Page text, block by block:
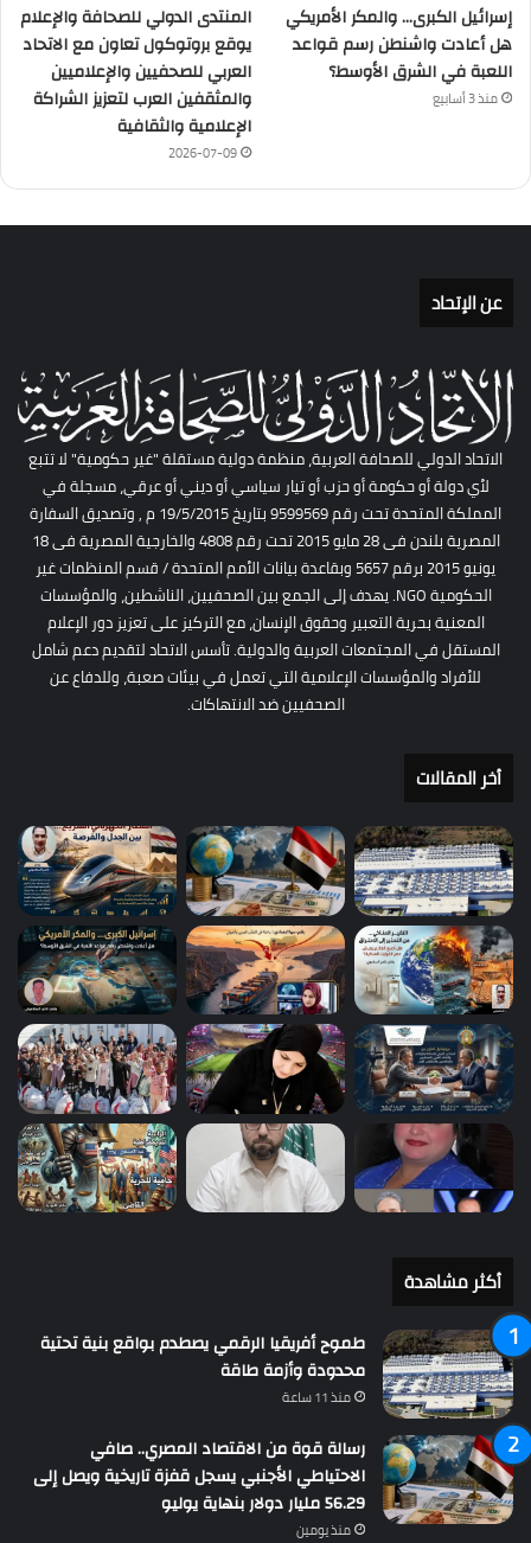
إسرائيل الكبرى… والمكر الأمريكي
هل أعادت واشنطن رسم قواعد
اللعبة في الشرق الأوسط؟
منذ 3 أسابيع
المنتدى الدولي للصحافة والإعلام
يوقع بروتوكول تعاون مع الاتحاد
العربي للصحفيين والإعلاميين
والمثقفين العرب لتعزيز الشراكة
الإعلامية والثقافية
2026-07-09
عن الإتحاد
الاتحاد الدولي للصحافة العربية، منظمة دولية مستقلة "غير حكومية" لا تتبع
لأي دولة أو حكومة أو حزب أو تيار سياسي أو ديني أو عرقي، مسجلة في
المملكة المتحدة تحت رقم 9599569 بتاريخ 19/5/2015 م , وتصديق السفارة
المصرية بلندن فى 28 مايو 2015 تحت رقم 4808 والخارجية المصرية فى 18
يونيو 2015 برقم 5657 وبقاعدة بيانات الأمم المتحدة / قسم المنظمات غير
الحكومية NGO. يهدف إلى الجمع بين الصحفيين، الناشطين، والمؤسسات
المعنية بحرية التعبير وحقوق الإنسان، مع التركيز على تعزيز دور الإعلام
المستقل في المجتمعات العربية والدولية. تأسس الاتحاد لتقديم دعم شامل
للأفراد والمؤسسات الإعلامية التي تعمل في بيئات صعبة، وللدفاع عن
الصحفيين ضد الانتهاكات.
أخر المقالات
أكثر مشاهدة
طموح أفريقيا الرقمي يصطدم بواقع بنية تحتية
محدودة وأزمة طاقة
منذ 11 ساعة
رسالة قوة من الاقتصاد المصري.. صافي
الاحتياطي الأجنبي يسجل قفزة تاريخية ويصل إلى
56.29 مليار دولار بنهاية يوليو
منذ يومين